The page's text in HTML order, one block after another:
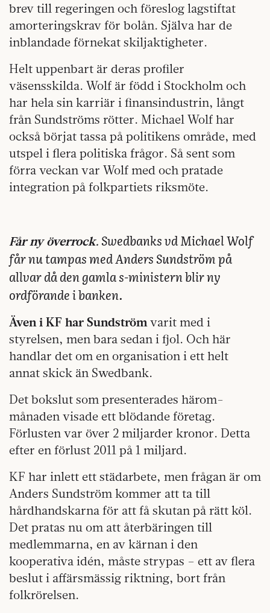
brev till regeringen och föreslog lagstiftat
amorteringskrav för bolån. Själva har de
inblandade förnekat skiljaktigheter.
Helt uppenbart är deras profiler
väsensskilda. Wolf är född i Stockholm och
har hela sin karriär i finansindustrin, långt
från Sundströms rötter. Michael Wolf har
också börjat tassa på politikens område, med
utspel i flera politiska frågor. Så sent som
förra veckan var Wolf med och pratade
integration på folkpartiets riksmöte.
Får ny överrock. Swedbanks vd Michael Wolf
får nu tampas med Anders Sundström på
allvar då den gamla s-ministern blir ny
ordförande i banken.
Även i KF har Sundströmvarit med i
styrelsen, men bara sedan i fjol. Och här
handlar det om en organisation i ett helt
annat skick än Swedbank.
Det bokslut som presenterades härom-
månaden visade ett blödande företag.
Förlusten var över 2 miljarder kronor. Detta
efter en förlust 2011 på 1 miljard.
KF har inlett ett städarbete, men frågan är om
Anders Sundström kommer att ta till
hårdhandskarna för att få skutan på rätt köl.
Det pratas nu om att återbäringen till
medlemmarna, en av kärnan i den
kooperativa idén, måste strypas – ett av flera
beslut i affärsmässig riktning, bort från
folkrörelsen.